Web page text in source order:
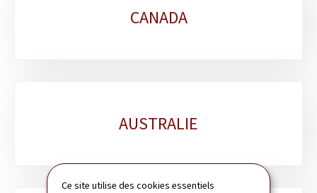
Ce site utilise des cookies essentiels
CANADA
AUSTRALIE